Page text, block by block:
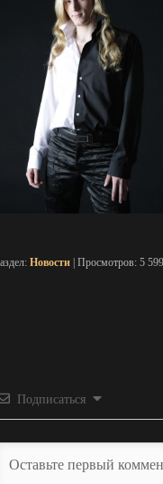
Новости | Просмотров: 5 599
Подписаться